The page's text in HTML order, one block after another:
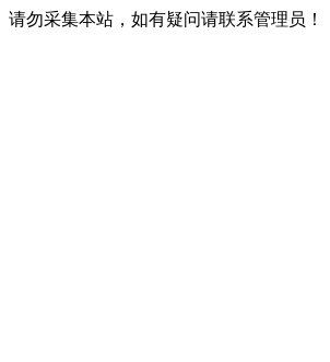
请勿采集本站，如有疑问请联系管理员！